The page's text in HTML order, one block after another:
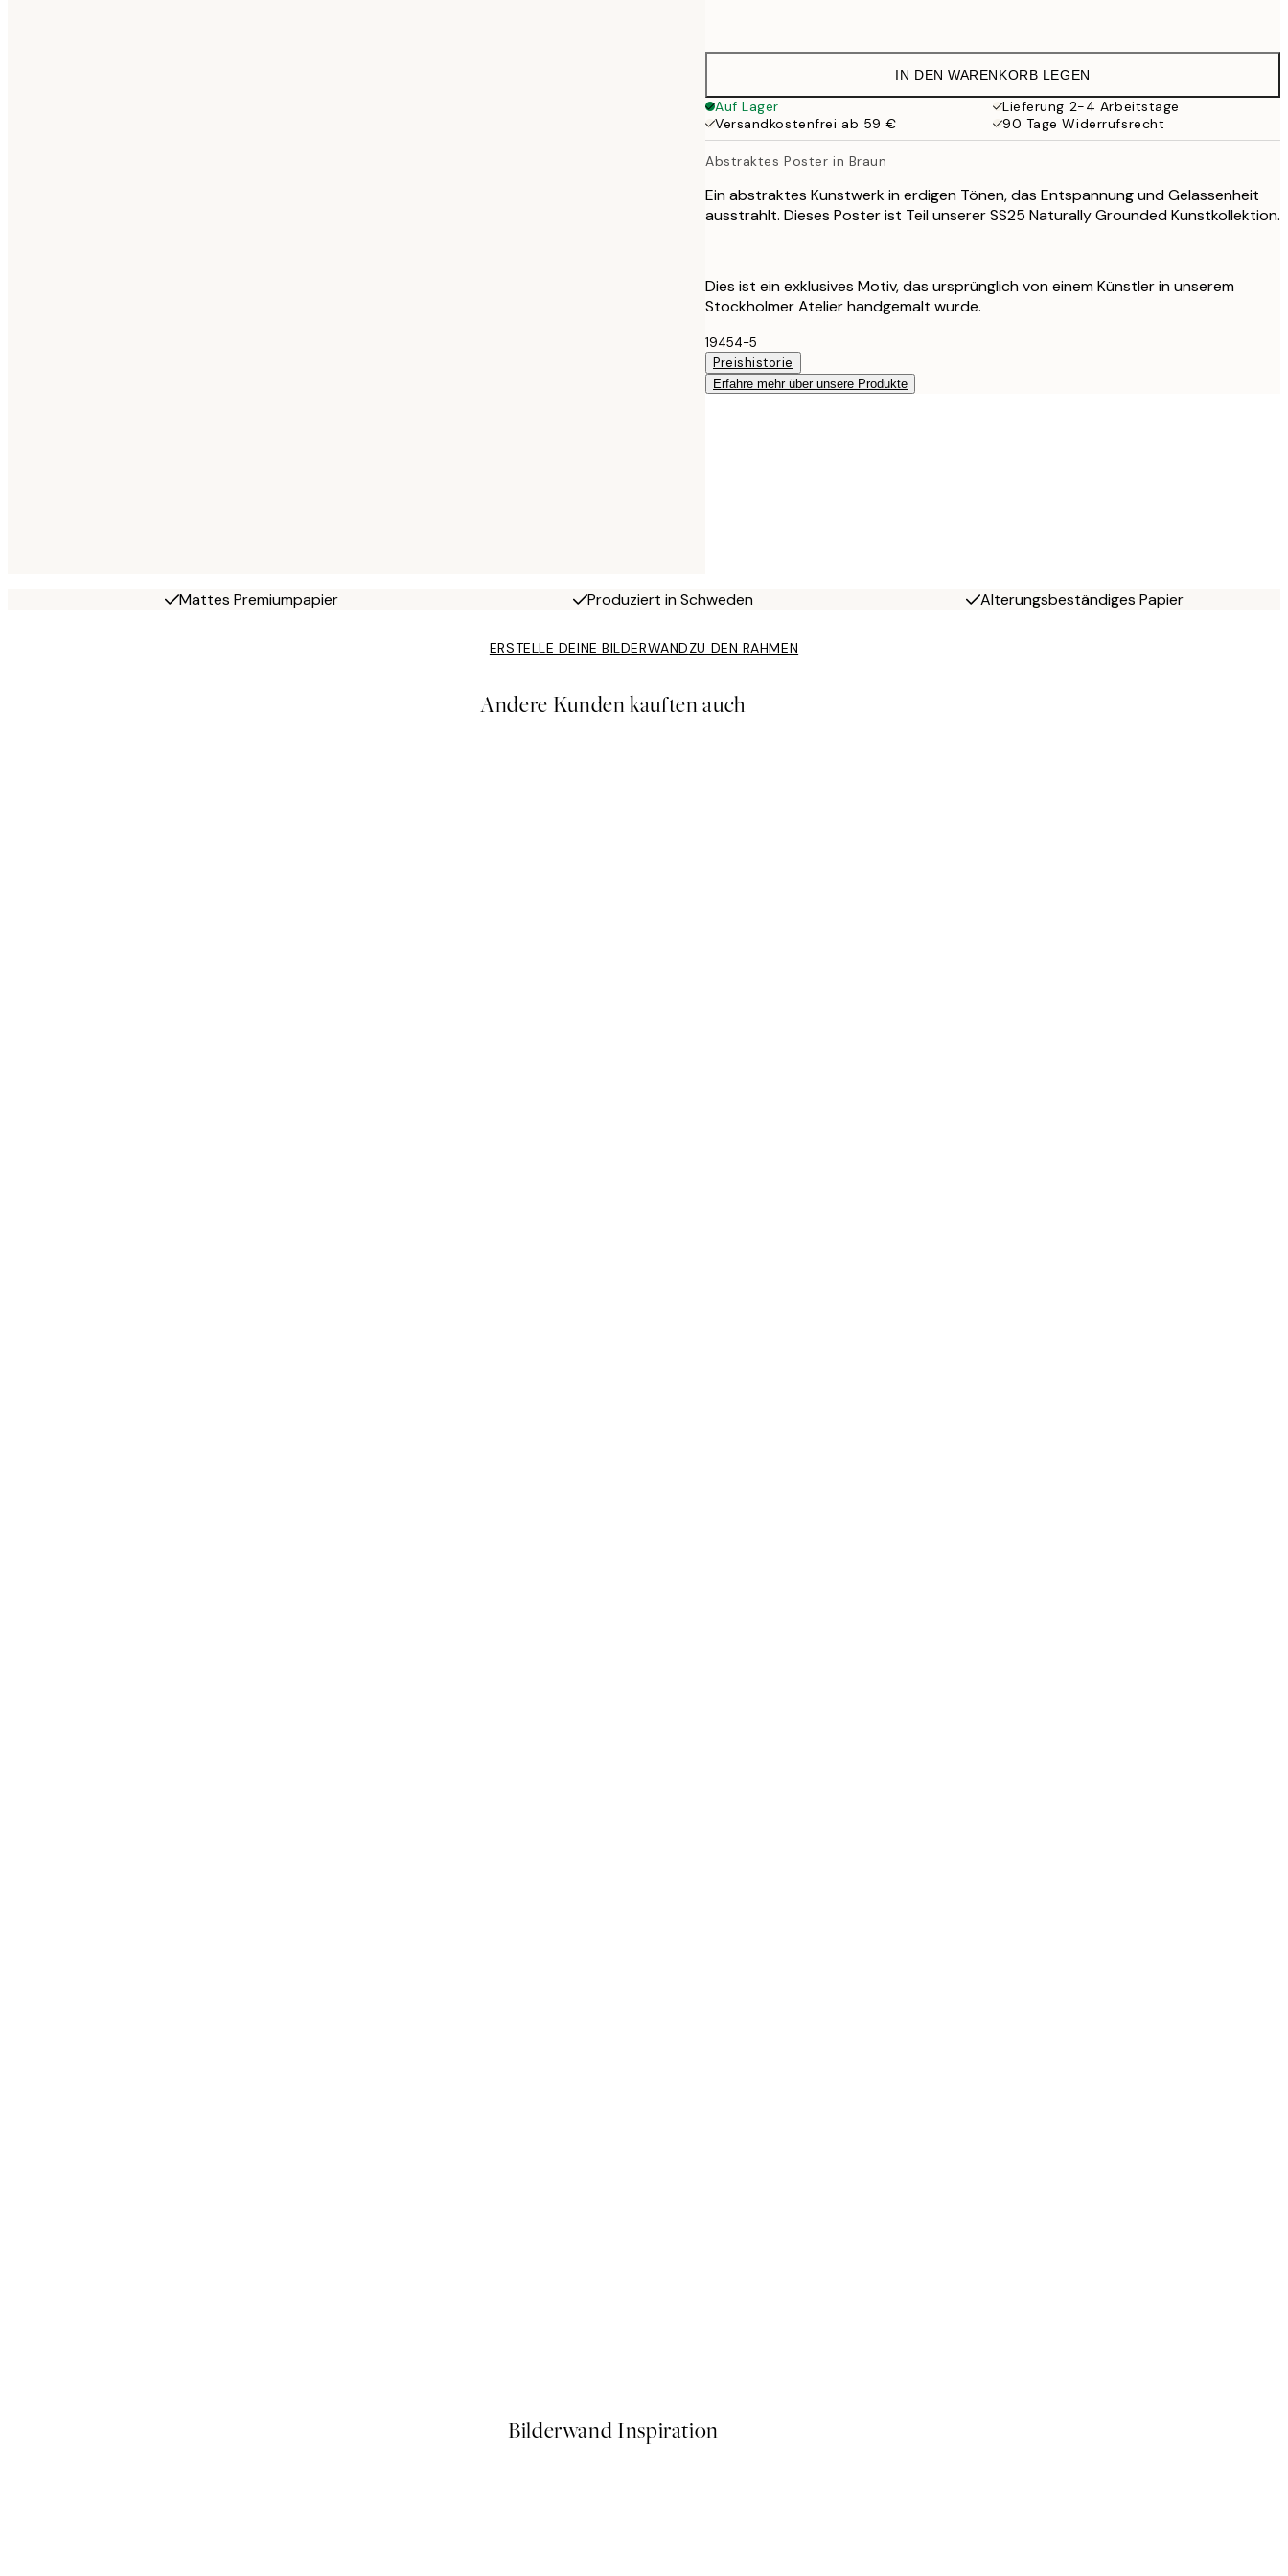
32,45 €
49 €
100x150 cm
119 €
IN DEN WARENKORB LEGEN
Auf Lager
Lieferung 2-4 Arbeitstage
Versandkostenfrei ab 59 €
90 Tage Widerrufsrecht
Abstraktes Poster in Braun
Ein abstraktes Kunstwerk in erdigen Tönen, das Entspannung und Gelassenheit
ausstrahlt. Dieses Poster ist Teil unserer SS25 Naturally Grounded Kunstkollektion.
Dies ist ein exklusives Motiv, das ursprünglich von einem Künstler in unserem
Stockholmer Atelier handgemalt wurde.
19454-5
Preishistorie
Erfahre mehr über unsere Produkte
Mattes Premiumpapier Produziert in Schweden Alterungsbeständiges Papier
ERSTELLE DEINE BILDERWANDZU DEN RAHMEN
Andere Kunden kauften auch
Bilderwand Inspiration